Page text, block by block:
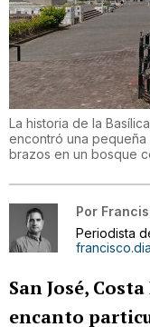
La historia de la
encontró una
brazos en un bosque
Por
Periodista
San José,
encanto